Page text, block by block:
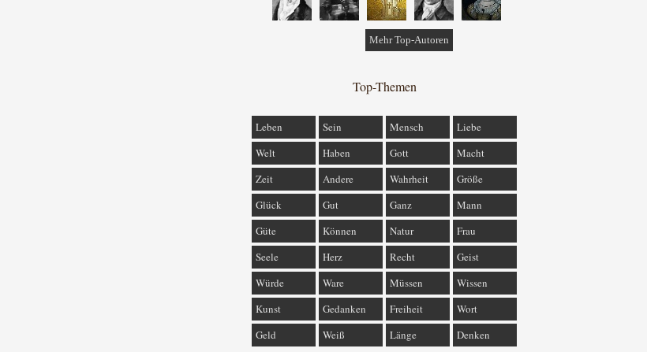
Mehr Top-Autoren
Top-Themen
Leben Sein Mensch
Liebe
Welt
Haben Gott
Macht
Zeit
Andere Wahrheit
Größe
Glück
Gut Ganz
Mann
Güte
Können Natur
Frau
Seele
Herz Recht
Geist
Würde
Ware Müssen
Wissen
Kunst
Gedanken Freiheit
Wort
Geld
Weiß Länge Denken